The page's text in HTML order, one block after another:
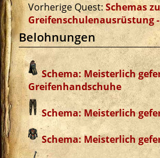
Vorherige Quest:Schemas
Greifenschulenausrüstung -
Belohnungen
Schema: Meisterlich
Greifenhandschuhe
Schema: Meisterlich
Schema: Meisterlich